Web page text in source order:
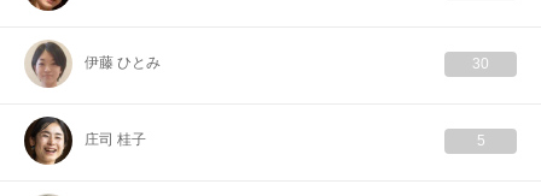
伊藤 ひとみ 30
庄司 桂子 5